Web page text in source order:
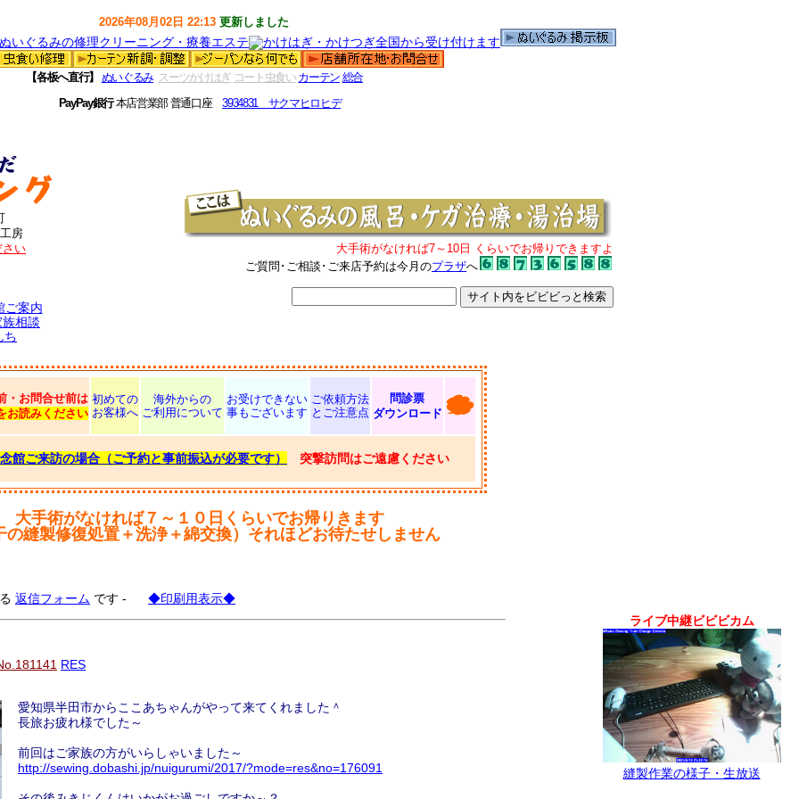
2026年08月02日 22:13 更新しました
【各板へ直行】 ぬいぐるみ スーツかけはぎ コート虫食い カーテン 総合
PayPay銀行本店営業部 普通口座3934831 サクマヒロヒデ
房
さい
ご案内
相談
ち
大手術がなければ7～10日 くらいでお帰りできますよ
ご質問･ご相談･ご来店予約は今月のプラザへ
・お問合せ前は
お読みください
初めての
お客様へ
海外からの
ご利用について
お受けできない
事もございます
ご依頼方法
とご注意点
問診票
ダウンロード
館ご来訪の場合（ご予約と事前振込が必要です） 突撃訪問はご遠慮ください
大手術がなければ７～１０日くらいでお帰りきます
の縫製修復処置＋洗浄＋綿交換）それほどお待たせしません
返信フォーム です - ◆印刷用表示◆
RES
愛知県半田市からここあちゃんがやって来てくれました＾
長旅お疲れ様でした～
前回はご家族の方がいらしゃいました～
http://sewing.dobashi.jp/nuigurumi/2017/?mode=res&no=176091
ライブ中継ビビビカム
縫製作業の様子・生放送